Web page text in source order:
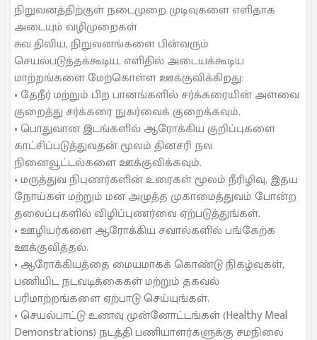
நிறுவனத்திற்குள் நடைமுறை முடிவுகளை எளிதாக
அடையும் வழிமுறைகள்
சுவ திவிய, நிறுவனங்களை பின்வரும்
செயல்படுத்தக்கூடிய, எளிதில் அடையக்கூடிய
மாற்றங்களை மேற்கொள்ள ஊக்குவிக்கிறது:
• தேநீர் மற்றும் பிற பானங்களில் சர்க்கரையின் அளவை
குறைத்து சர்க்கரை நுகர்வைக் குறைக்கவும்.
• பொதுவான இடங்களில் ஆரோக்கிய குறிப்புகளை
காட்சிப்படுத்துவதன் மூலம் தினசரி நல
நினைவூட்டல்களை ஊக்குவிக்கவும்.
• மருத்துவ நிபுணர்களின் உரைகள் மூலம் நீரிழிவு, இதய
நோய்கள் மற்றும் மன அழுத்த முகாமைத்துவம் போன்ற
தலைப்புகளில் விழிப்புணர்வை ஏற்படுத்துங்கள்.
• ஊழியர்களை ஆரோக்கிய சவால்களில் பங்கேற்க
ஊக்குவித்தல்.
• ஆரோக்கியத்தை மையமாகக் கொண்டு நிகழ்வுகள்,
பணியிட நடவடிக்கைகள் மற்றும் தகவல்
பரிமாற்றங்களை ஏற்பாடு செய்யுங்கள்.
• செயல்பாட்டு உணவு முன்னோட்டங்கள் (Healthy Meal
Demonstrations) நடத்தி பணியாளர்களுக்கு சமநிலை